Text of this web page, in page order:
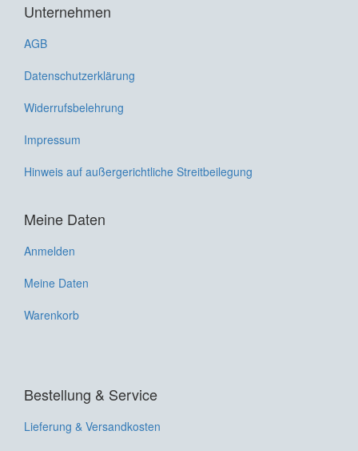
Unternehmen
AGB
Datenschutzerklärung
Widerrufsbelehrung
Impressum
Hinweis auf außergerichtliche Streitbeilegung
Meine Daten
Anmelden
Meine Daten
Warenkorb
Bestellung & Service
Lieferung & Versandkosten